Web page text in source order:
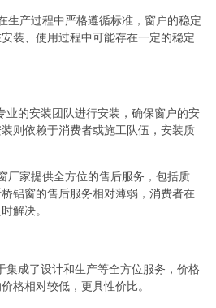
生产过程中严格遵循标准，窗户的稳定
装、使用过程中可能存在一定的稳定
业的安装团队进行安装，确保窗户的安
则依赖于消费者或施工队伍，安装质
厂家提供全方位的售后服务，包括质
铝窗的售后服务相对薄弱，消费者在
解决。
集成了设计和生产等全方位服务，价格
格相对较低，更具性价比。